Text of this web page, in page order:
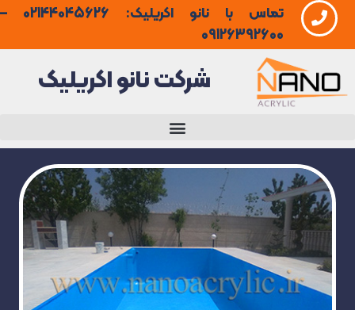
رفتن
به
محتوا
تماس با نانو اکریلیک: 02144045626 –
09126392600
شرکت نانو اکریلیک